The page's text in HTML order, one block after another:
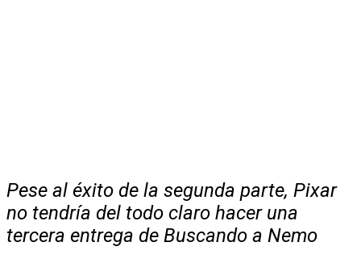
Pese al éxito de la segunda parte, Pixar
no tendría del todo claro hacer una
tercera entrega de Buscando a Nemo